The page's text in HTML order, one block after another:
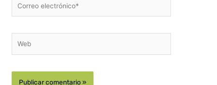
electrónico*